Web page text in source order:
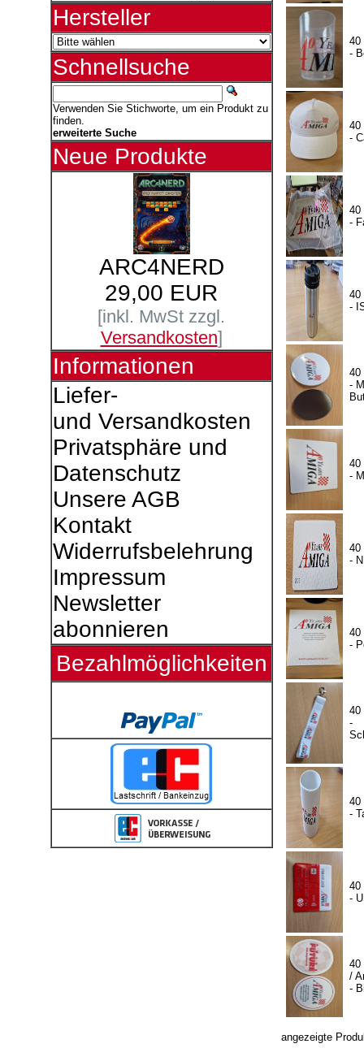
Hersteller
Schnellsuche
Verwenden Sie Stichworte, um ein Produkt zu
finden.
erweiterte Suche
Neue Produkte
ARC4NERD
29,00 EUR
[inkl. MwSt zzgl.
Versandkosten]
Informationen
Liefer-
und Versandkosten
Privatsphäre und
Datenschutz
Unsere AGB
Kontakt
Widerrufsbelehrung
Impressum
Newsletter
abonnieren
Bezahlmöglichkeiten
40
-
40
-
40
-
40
-
40
-
40
-
40
-
40
-
40
-
40
-
40
-
40
/
-
angezeigte